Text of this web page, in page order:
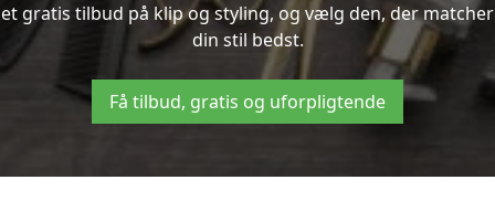
et gratis tilbud på klip og styling, og vælg den, der matcher
din stil bedst.
Få tilbud, gratis og uforpligtende